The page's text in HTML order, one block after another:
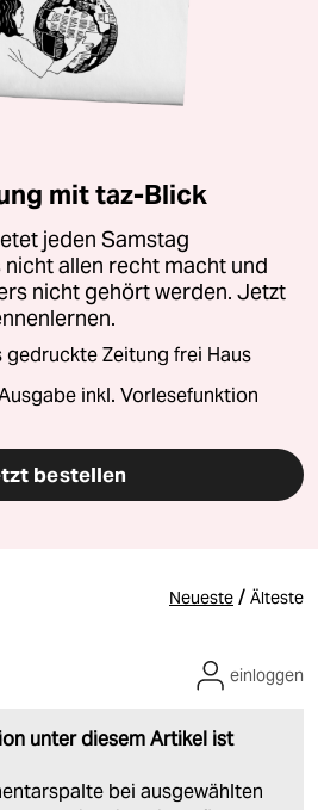
mit taz-Blick
jeden Samstag
allen recht macht und
nicht gehört werden. Jetzt
Zeitung frei Haus
inkl. Vorlesefunktion
bestellen
Neueste / Älteste
unter diesem Artikel ist
bei ausgewählten
einloggen